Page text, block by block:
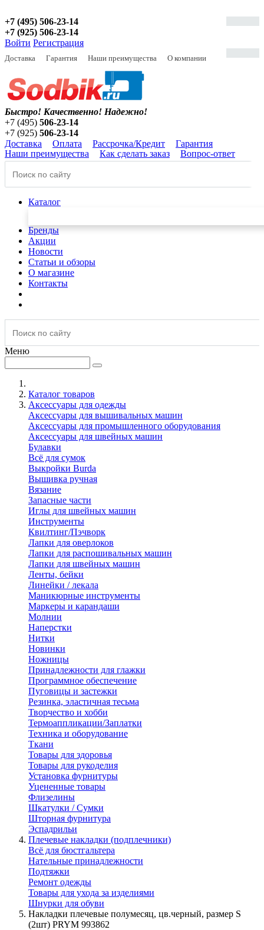
+7 (495) 506-23-14
+7 (925) 506-23-14
Войти Регистрация
Доставка Гарантия Наши преимущества О компании
Быстро! Качественно! Надежно!
+7 (495) 506-23-14
+7 (925) 506-23-14
Доставка
Оплата Рассрочка/Кредит
Гарантия
Наши преимущества
Как сделать заказ Вопрос-ответ
Каталог
Бренды
Акции
Новости
Статьи и обзоры
О магазине
Контакты
Меню
Каталог товаров
Аксессуары для одежды
Аксессуары для вышивальных машин
Аксессуары для промышленного оборудования
Аксессуары для швейных машин
Булавки
Всё для сумок
Выкройки Burda
Вышивка ручная
Вязание
Запасные части
Иглы для швейных машин
Инструменты
Квилтинг/Пэчворк
Лапки для оверлоков
Лапки для распошивальных машин
Лапки для швейных машин
Ленты, бейки
Линейки / лекала
Маникюрные инструменты
Маркеры и карандаши
Молнии
Наперстки
Нитки
Новинки
Ножницы
Принадлежности для глажки
Программное обеспечение
Пуговицы и застежки
Резинка, эластичная тесьма
Творчество и хобби
Термоаппликации/Заплатки
Техника и оборудование
Ткани
Товары для здоровья
Товары для рукоделия
Установка фурнитуры
Уцененные товары
Флизелины
Шкатулки / Сумки
Шторная фурнитура
Эспадрильи
Плечевые накладки (подплечники)
Всё для бюстгальтера
Нательные принадлежности
Подтяжки
Ремонт одежды
Товары для ухода за изделиями
Шнурки для обуви
Накладки плечевые полумесяц, цв.черный, размер S
(2шт) PRYM 993862